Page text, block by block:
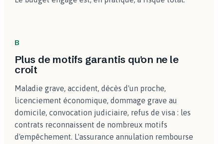
B
Plus de motifs garantis qu'on ne le
croit
Maladie grave, accident, décès d'un proche,
licenciement économique, dommage grave au
domicile, convocation judiciaire, refus de visa : les
contrats reconnaissent de nombreux motifs
d'empêchement. L'assurance annulation rembourse